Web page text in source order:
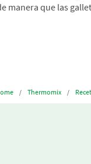
manera que las
Thermomix